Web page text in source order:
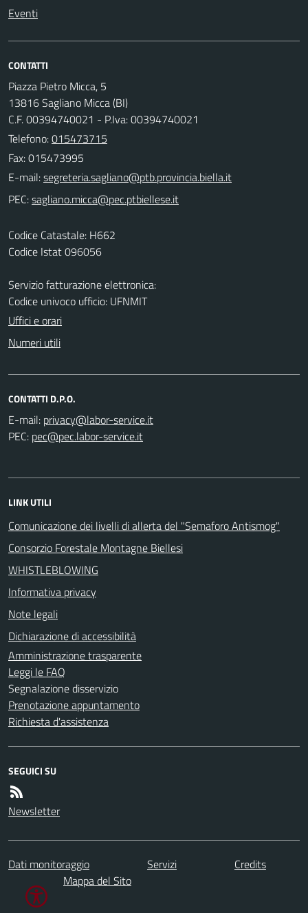
Eventi
CONTATTI
Piazza Pietro Micca, 5
13816 Sagliano Micca (BI)
C.F. 00394740021 - P.Iva: 00394740021
Telefono:015473715
Fax: 015473995
E-mail:
PEC:
Codice Catastale: H662
Codice Istat 096056
Servizio fatturazione elettronica:
Codice univoco ufficio: UFNMIT
Uffici e orari
Numeri utili
CONTATTI D.P.O.
E-mail:
PEC:
LINK UTILI
Comunicazione dei livelli di allerta del "Semaforo Antismog"
Consorzio Forestale Montagne Biellesi
WHISTLEBLOWING
Informativa privacy
Note legali
Dichiarazione di accessibilità
Amministrazione trasparente
Leggi le FAQ
Segnalazione disservizio
Prenotazione appuntamento
Richiesta d'assistenza
SEGUICI SU
Newsletter
Dati monitoraggio Servizi
Credits
Mappa del Sito